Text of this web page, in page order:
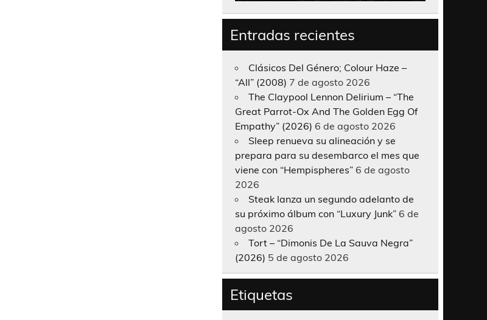
Entradas recientes
Clásicos Del Género; Colour Haze –
“All” (2008) 7 de agosto 2026
The Claypool Lennon Delirium – “The
Great Parrot-Ox And The Golden Egg Of
Empathy” (2026) 6 de agosto 2026
Sleep renueva su alineación y se
prepara para su desembarco el mes que
viene con “Hempispheres” 6 de agosto
2026
Steak lanza un segundo adelanto de
su próximo álbum con “Luxury Junk” 6 de
agosto 2026
Tort – “Dimonis De La Sauva Negra”
(2026) 5 de agosto 2026
Etiquetas